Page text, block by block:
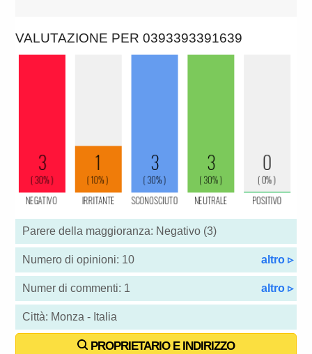
VALUTAZIONE PER 0393393391639
Parere della maggioranza: Negativo (3)
Numero di opinioni: 10 altro ▹
Numer di commenti: 1 altro ▹
Città: Monza - Italia
PROPRIETARIO E INDIRIZZO